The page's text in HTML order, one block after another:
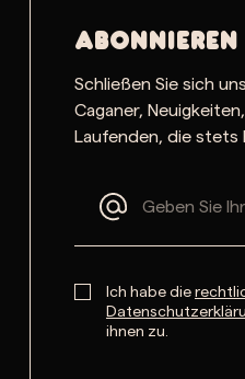
Schließen Sie sich
Caganer,
Laufenden, die stets
Ich habe die
ihnen zu.